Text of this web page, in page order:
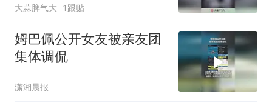
大蒜脾气大 1跟贴
姆巴佩公开女友被亲友团
集体调侃
潇湘晨报